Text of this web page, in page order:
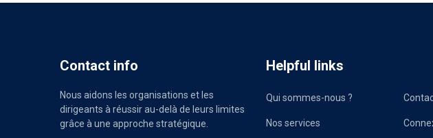
Contact info
Nous aidons les organisations et les
dirigeants à réussir au-delà de leurs limites
grâce à une approche stratégique.
Helpful links
Qui sommes-nous ?
Nos services